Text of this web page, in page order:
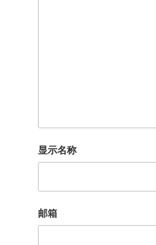
显示名称
邮箱